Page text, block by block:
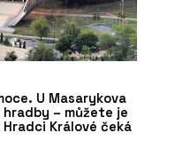
U Masarykova
– můžete je
Králové čeká